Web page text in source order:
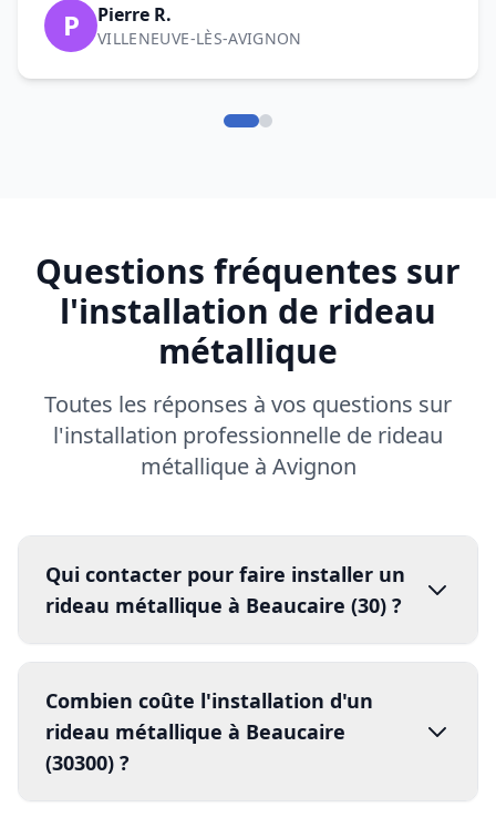
P Pierre R.
VILLENEUVE-LÈS-AVIGNON
Questions fréquentes sur
l'installation de rideau
métallique
Toutes les réponses à vos questions sur
l'installation professionnelle de rideau
métallique à Avignon
Qui contacter pour faire installer un
rideau métallique à Beaucaire (30) ?
rideau métallique à Avignon
04 84 51 02 52
24h/24 et 7j/7
Combien coûte l'installation d'un
rideau métallique à Beaucaire
(30300) ?